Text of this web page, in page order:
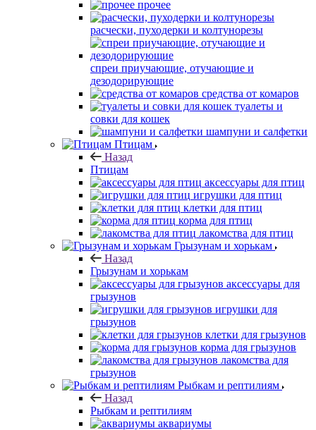
прочее
расчески, пуходерки и колтунорезы
спреи приучающие, отучающие и
дезодорирующие
средства от комаров
туалеты и
совки для кошек
шампуни и салфетки
Птицам
Назад
Птицам
аксессуары для птиц
игрушки для птиц
клетки для птиц
корма для птиц
лакомства для птиц
Грызунам и хорькам
Назад
Грызунам и хорькам
аксессуары для
грызунов
игрушки для
грызунов
клетки для грызунов
корма для грызунов
лакомства для
грызунов
Рыбкам и рептилиям
Назад
Рыбкам и рептилиям
аквариумы